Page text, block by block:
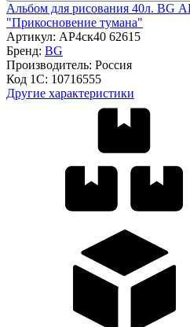
Альбом для рисования 40л. BG
"Прикосновение тумана"
Артикул: АР4ск40 62615
Бренд: BG
Производитель: Россия
Код 1С: 10716555
Другие характеристики